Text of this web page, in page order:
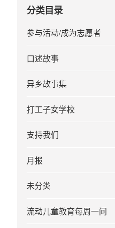
分类目录
参与活动/成为志愿者
口述故事
异乡故事集
打工子女学校
支持我们
月报
未分类
流动儿童教育每周一问